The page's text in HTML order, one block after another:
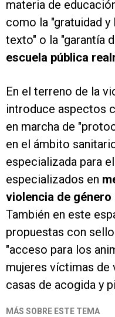
materia de
como la "gratuidad
texto" o la "garantía
escuela pública
En el terreno de la
introduce aspectos
en marcha de
en el ámbito
especializada para
especializados en
violencia de género
También en este
propuestas con
"acceso para los
mujeres víctimas de
casas de acogida y
MÁS SOBRE ESTE TEMA